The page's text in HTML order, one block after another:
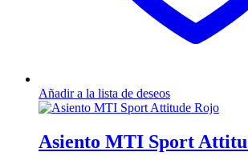
Añadir a la lista de deseos
Asiento MTI Sport